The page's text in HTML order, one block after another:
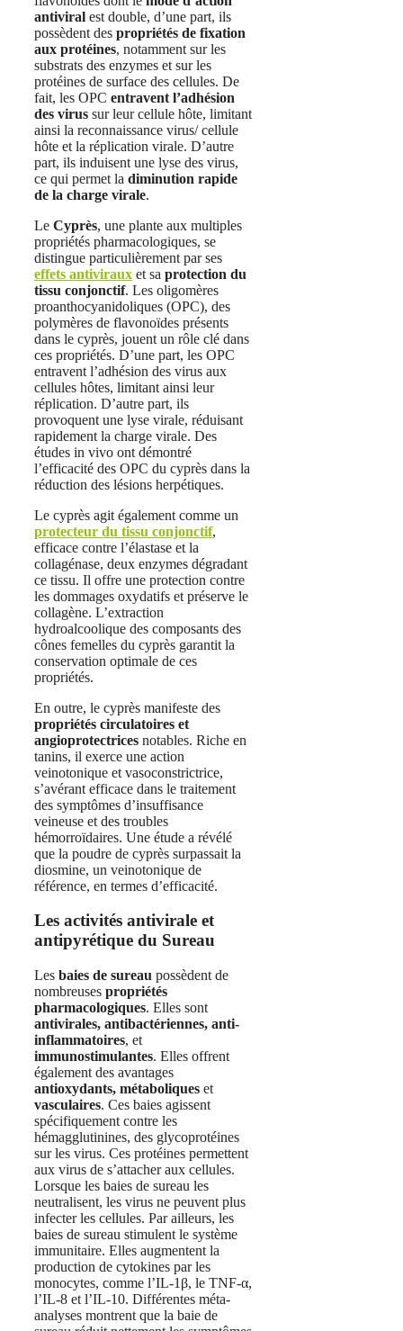
antiviral est double, d’une part, ils
possèdent des propriétés de fixation
aux protéines, notamment sur les
substrats des enzymes et sur les
protéines de surface des cellules. De
fait, les OPC entravent l’adhésion
des virus sur leur cellule hôte, limitant
ainsi la reconnaissance virus/ cellule
hôte et la réplication virale. D’autre
part, ils induisent une lyse des virus,
ce qui permet la diminution rapide
de la charge virale.
Le Cyprès, une plante aux multiples
propriétés pharmacologiques, se
distingue particulièrement par ses
effets antiviraux et sa protection du
tissu conjonctif. Les oligomères
proanthocyanidoliques (OPC), des
polymères de flavonoïdes présents
dans le cyprès, jouent un rôle clé dans
ces propriétés. D’une part, les OPC
entravent l’adhésion des virus aux
cellules hôtes, limitant ainsi leur
réplication. D’autre part, ils
provoquent une lyse virale, réduisant
rapidement la charge virale. Des
études in vivo ont démontré
l’efficacité des OPC du cyprès dans la
réduction des lésions herpétiques.
Le cyprès agit également comme un
protecteur du tissu conjonctif,
efficace contre l’élastase et la
collagénase, deux enzymes dégradant
ce tissu. Il offre une protection contre
les dommages oxydatifs et préserve le
collagène. L’extraction
hydroalcoolique des composants des
cônes femelles du cyprès garantit la
conservation optimale de ces
propriétés.
En outre, le cyprès manifeste des
propriétés circulatoires et
angioprotectrices notables. Riche en
tanins, il exerce une action
veinotonique et vasoconstrictrice,
s’avérant efficace dans le traitement
des symptômes d’insuffisance
veineuse et des troubles
hémorroïdaires. Une étude a révélé
que la poudre de cyprès surpassait la
diosmine, un veinotonique de
référence, en termes d’efficacité.
Les activités antivirale et
antipyrétique du Sureau
Les baies de sureau possèdent de
nombreuses propriétés
pharmacologiques. Elles sont
antivirales, antibactériennes, anti-
inflammatoires, et
immunostimulantes. Elles offrent
également des avantages
antioxydants, métaboliques et
vasculaires. Ces baies agissent
spécifiquement contre les
hémagglutinines, des glycoprotéines
sur les virus. Ces protéines permettent
aux virus de s’attacher aux cellules.
Lorsque les baies de sureau les
neutralisent, les virus ne peuvent plus
infecter les cellules. Par ailleurs, les
baies de sureau stimulent le système
immunitaire. Elles augmentent la
production de cytokines par les
monocytes, comme l’IL-1β, le TNF-α,
l’IL-8 et l’IL-10. Différentes méta-
analyses montrent que la baie de